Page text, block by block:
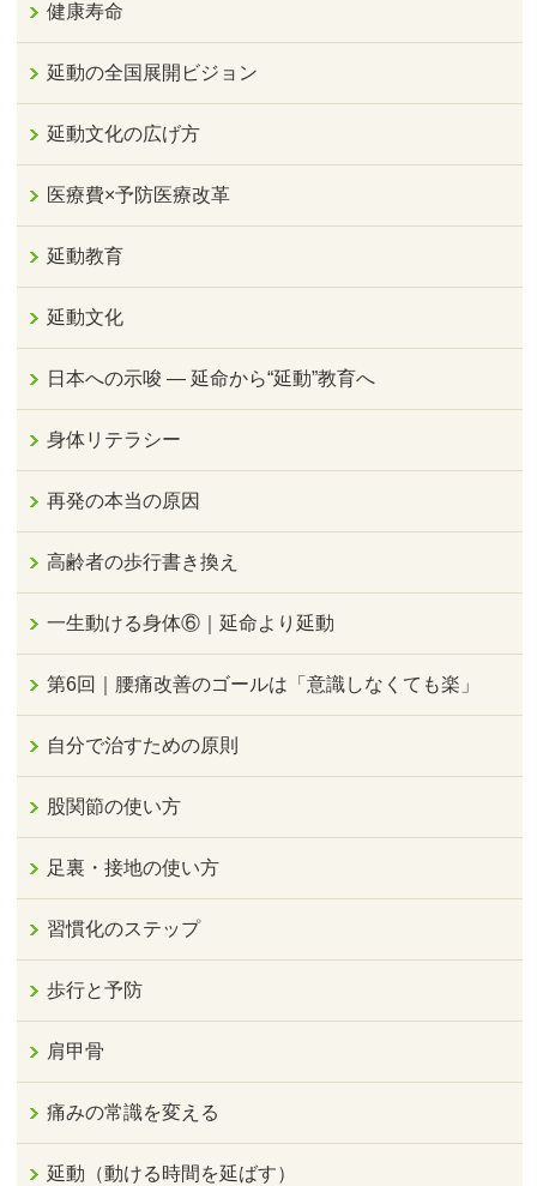
健康寿命
延動の全国展開ビジョン
延動文化の広げ方
医療費×予防医療改革
延動教育
延動文化
日本への示唆 ― 延命から“延動”教育へ
身体リテラシー
再発の本当の原因
高齢者の歩行書き換え
一生動ける身体⑥｜延命より延動
第6回｜腰痛改善のゴールは「意識しなくても楽」
自分で治すための原則
股関節の使い方
足裏・接地の使い方
習慣化のステップ
歩行と予防
肩甲骨
痛みの常識を変える
延動（動ける時間を延ばす）